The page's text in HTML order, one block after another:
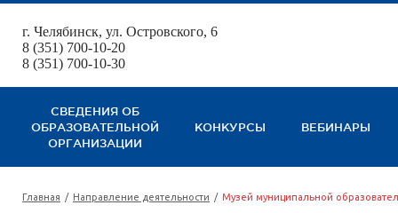
г. Челябинск, ул. Островского, 6
8 (351) 700-10-20
8 (351) 700-10-30
СВЕДЕНИЯ ОБ
ОБРАЗОВАТЕЛЬНОЙ
ОРГАНИЗАЦИИ
КОНКУРСЫ ВЕБИНАРЫ
Главная / Направление деятельности / Музей муниципальной